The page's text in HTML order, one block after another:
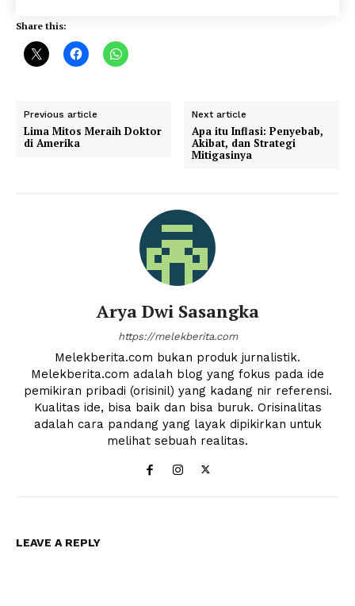
Share this:
Previous article
Lima Mitos Meraih Doktor
di Amerika
Next article
Apa itu Inflasi: Penyebab,
Akibat, dan Strategi
Mitigasinya
Arya Dwi Sasangka
https://melekberita.com
Melekberita.com bukan produk jurnalistik.
Melekberita.com adalah blog yang fokus pada ide
pemikiran pribadi (orisinil) yang kadang nir referensi.
Kualitas ide, bisa baik dan bisa buruk. Orisinalitas
adalah cara pandang yang layak dipikirkan untuk
melihat sebuah realitas.
LEAVE A REPLY